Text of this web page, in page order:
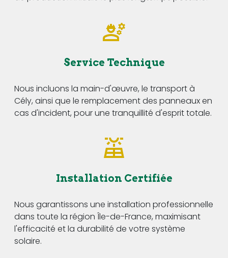
Service Technique
Nous incluons la main-d'œuvre, le transport à
Cély, ainsi que le remplacement des panneaux en
cas d'incident, pour une tranquillité d'esprit totale.
Installation Certifiée
Nous garantissons une installation professionnelle
dans toute la région Île-de-France, maximisant
l'efficacité et la durabilité de votre système
solaire.